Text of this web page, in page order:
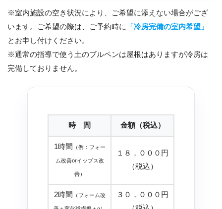
※室内施設の空き状況により、ご希望に添えない場合がござ
います。ご希望の際は、ご予約時に 「冷房完備の室内希望」
とお申し付けください。
※通常の指導で使う土のブルペンは屋根はありますが冷房は
完備しておりません。
時 間 金額（税込）
1時間 （例：フォー
ム改善orイップス改
善）
１８，０００円
（税込）
2時間 （フォーム改
３０，０００円